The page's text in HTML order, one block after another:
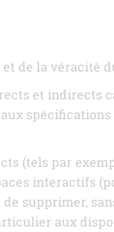
de la véracité
et indirects
spécifications
(tels par
interactifs
supprimer,
aux